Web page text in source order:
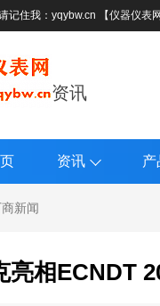
记住我：yqybw.cn 【仪器仪表
资讯
资讯 产
新闻
亮相ECNDT